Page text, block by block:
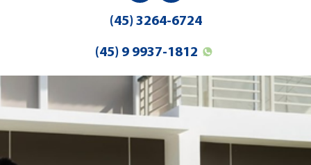
(45) 3264-6724
(45) 9 9937-1812